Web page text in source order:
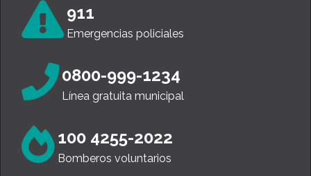
911
Emergencias policiales
0800-999-1234
Línea gratuita municipal
100 4255-2022
Bomberos voluntarios